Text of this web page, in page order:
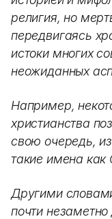
религия, но
передвигаясь
истоки многих
неожиданных
Например,
христианства
свою очередь,
такие имена как
Другими
почти